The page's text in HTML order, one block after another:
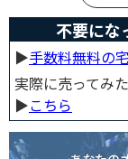
不要にな
▶︎手数料無料の
実際に売ってみ
▶︎こちら